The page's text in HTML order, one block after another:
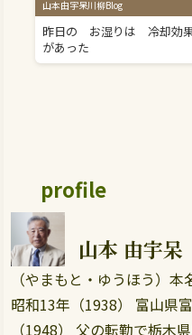
山本由宇呆川柳Blog
昨日の お湿りは 冷却効
があった
profile
山本 由宇呆
（やまもと・ゆうほう）
昭和13年（1938） 富山県
（1948） 父の転勤で栃木